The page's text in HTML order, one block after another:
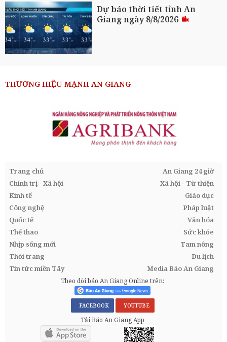
Dự báo thời tiết tỉnh An
Giang ngày 8/8/2026
THƯƠNG HIỆU MẠNH AN GIANG
Trang chủ
An Giang 24 giờ
Chính trị - Xã hội
Xã hội - Từ thiện
Kinh tế
Giáo dục
Công nghệ
Pháp luật
Quốc tế
Văn hóa
Thể thao
Sức khỏe
Nhịp sống mới
Tam nông
Thời trang
Du lịch
Tin tức miền Tây
Media Báo An Giang
Theo dõi báo An Giang Online trên:
FACEBOOK YOUTUBE
Tải Báo An Giang App